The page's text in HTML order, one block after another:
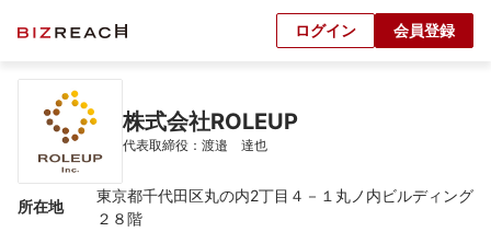
ログイン 会員登録
株式会社ROLEUP
代表取締役：渡邉　達也
所在地
東京都千代田区丸の内2丁目４－１丸ノ内ビルディング
２８階